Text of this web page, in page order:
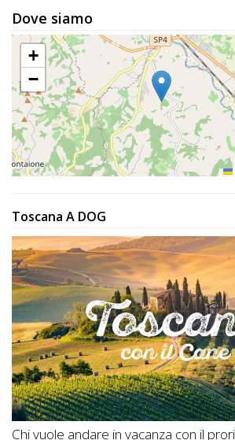
Registrati
Dove siamo
+
−
Toscana A DOG
Chi vuole andare in vacanza con il